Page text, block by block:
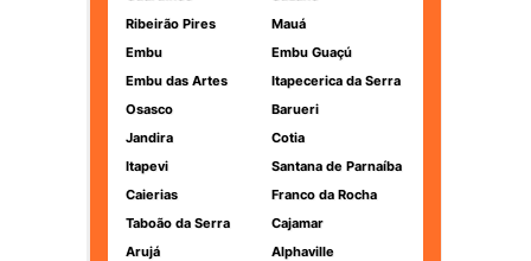
Ribeirão Pires
Mauá
Embu
Embu Guaçú
Embu das Artes
Itapecerica da Serra
Osasco
Barueri
Jandira
Cotia
Itapevi
Santana de Parnaíba
Caierias
Franco da Rocha
Taboão da Serra
Cajamar
Arujá
Alphaville